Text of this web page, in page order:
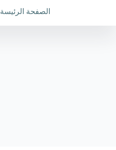
الصفحة الرئيسة